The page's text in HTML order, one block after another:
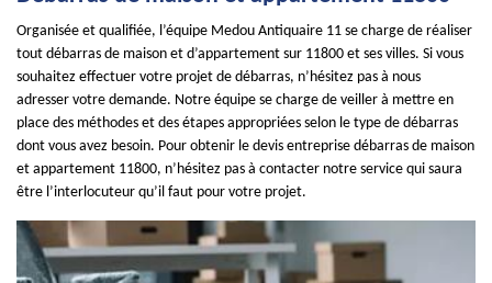
Organisée et qualifiée, l’équipe Medou Antiquaire 11 se charge de réaliser
tout débarras de maison et d’appartement sur 11800 et ses villes. Si vous
souhaitez effectuer votre projet de débarras, n’hésitez pas à nous
adresser votre demande. Notre équipe se charge de veiller à mettre en
place des méthodes et des étapes appropriées selon le type de débarras
dont vous avez besoin. Pour obtenir le devis entreprise débarras de maison
et appartement 11800, n’hésitez pas à contacter notre service qui saura
être l’interlocuteur qu’il faut pour votre projet.